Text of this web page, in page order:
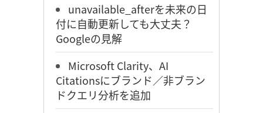
unavailable_afterを未来の日
付に自動更新しても大丈夫？
Googleの見解
Microsoft Clarity、AI
Citationsにブランド／非ブラン
ドクエリ分析を追加